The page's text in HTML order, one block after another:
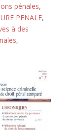
pénales,
PENALE,
à des
,